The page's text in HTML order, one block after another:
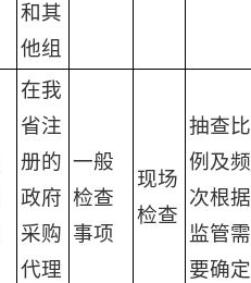
和其
他组
在我
省注
册的
政府
采购
代理
一般
检查
事项
现场
检查
抽查比
例及频
次根据
监管需
要确定